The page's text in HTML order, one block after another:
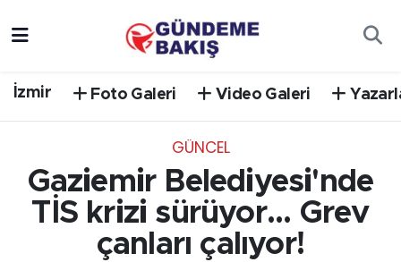
İzmir Foto Galeri Video Galeri
GÜNCEL
Gaziemir Belediyesi'nde
TİS krizi sürüyor... Grev
çanları çalıyor!
EGE
EĞİTİM
Süper Lig Puan Durumu ve Fikstür
Tüm Manşetler